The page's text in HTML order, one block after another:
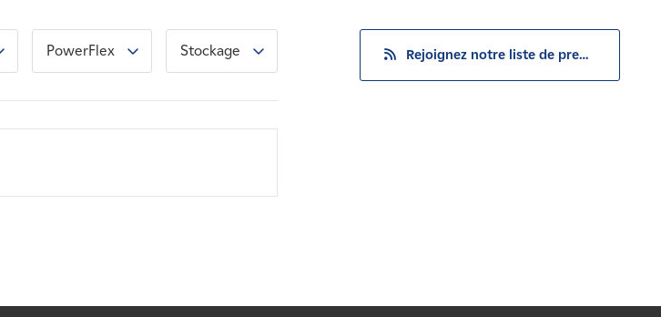
PowerFlex Stockage Rejoignez notre liste de presse